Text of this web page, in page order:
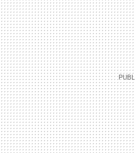
MAIL